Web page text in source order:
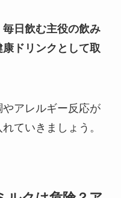
毎日飲む主役の飲み
ドリンクとして取
アレルギー反応が
ていきましょう。